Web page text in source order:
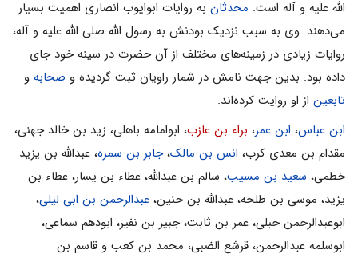
الله علیه و آله است. محدثان به روایات ابوایوب انصاری اهمیت بسیار
می‌‌دهند. وی به سبب نزدیک بودنش به رسول الله صلی الله علیه و آله،
روایات زیادی در زمینه‌های مختلف از آن حضرت در سینه خود جای
داده بود. بدین جهت نامش در شمار راویان ثبت گردیده و صحابه و
تابعین از او روایت کرده‌اند.
ابن عباس، ابن عمر، براء بن عازب، ابوامامه باهلی، زید بن خالد جهنی،
مقدام بن معدی کرب، انس بن مالک،جابر بن سمره، عبدالله بن یزید
خطمی، سعید بن مسیب، سالم بن عبدالله، عطاء بن یسار، عطاء بن
یزید، موسی بن طلحه، عبدالله بن حنین، عبدالرحمن بن ابی لیلی،
ابوعبدالرحمن حبلی، عمر بن ثابت، جبیر بن نفیر، ابودهم سماعی،
ابوسلمه عبدالرحمن، قرشع الضبی، محمد بن کعب و قاسم بن